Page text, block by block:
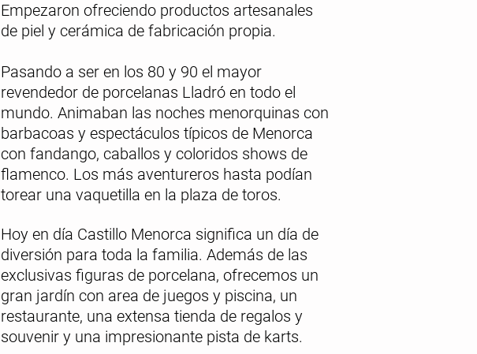
Empezaron ofreciendo productos artesanales
de piel y cerámica de fabricación propia.
Pasando a ser en los 80 y 90 el mayor
revendedor de porcelanas Lladró en todo el
mundo. Animaban las noches menorquinas con
barbacoas y espectáculos típicos de Menorca
con fandango, caballos y coloridos shows de
flamenco. Los más aventureros hasta podían
torear una vaquetilla en la plaza de toros.
Hoy en día Castillo Menorca significa un día de
diversión para toda la familia. Además de las
exclusivas figuras de porcelana, ofrecemos un
gran jardín con area de juegos y piscina, un
restaurante, una extensa tienda de regalos y
souvenir y una impresionante pista de karts.